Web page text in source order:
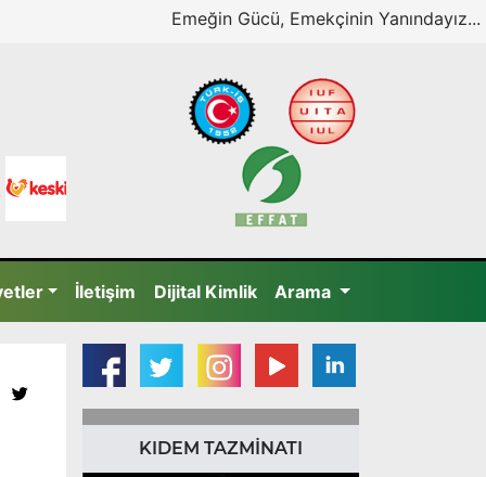
Emeğin Gücü, Emekçinin Yanındayız...
İletişim Dijital Kimlik Arama
KIDEM TAZMİNATI